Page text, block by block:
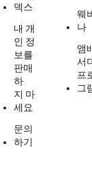
덱스
내 개
인 정
보를
판매
하
지 마
세요
문의
하기
웨
나
앰
서
프
그